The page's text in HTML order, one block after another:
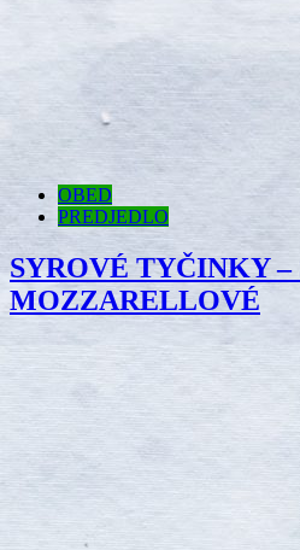
OBED
PREDJEDLO
SYROVÉ TYČINKY –
MOZZARELLOVÉ